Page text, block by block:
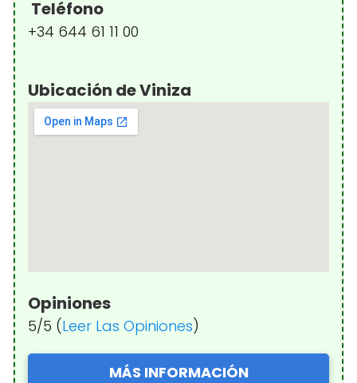
Teléfono
+34 644 61 11 00
Ubicación de Viniza
Opiniones
5/5 (Leer Las Opiniones)
MÁS INFORMACIÓN